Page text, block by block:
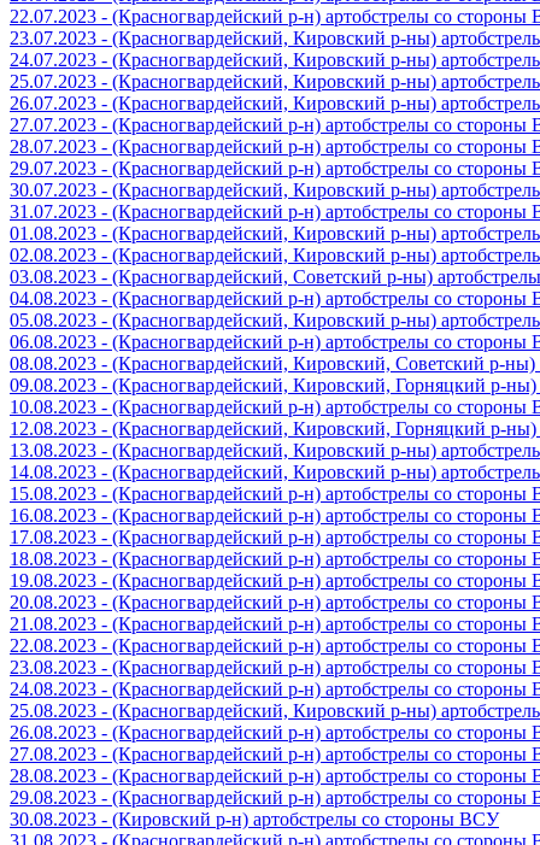
22.07.2023 - (Красногвардейский р-н) артобстрелы со
23.07.2023 - (Красногвардейский, Кировский р-ны)
24.07.2023 - (Красногвардейский, Кировский р-ны)
25.07.2023 - (Красногвардейский, Кировский р-ны)
26.07.2023 - (Красногвардейский, Кировский р-ны)
27.07.2023 - (Красногвардейский р-н) артобстрелы со
28.07.2023 - (Красногвардейский р-н) артобстрелы со
29.07.2023 - (Красногвардейский р-н) артобстрелы со
30.07.2023 - (Красногвардейский, Кировский р-ны)
31.07.2023 - (Красногвардейский р-н) артобстрелы со
01.08.2023 - (Красногвардейский, Кировский р-ны)
02.08.2023 - (Красногвардейский, Кировский р-ны)
03.08.2023 - (Красногвардейский, Советский р-ны)
04.08.2023 - (Красногвардейский р-н) артобстрелы со
05.08.2023 - (Красногвардейский, Кировский р-ны)
06.08.2023 - (Красногвардейский р-н) артобстрелы со
08.08.2023 - (Красногвардейский, Кировский, Советский р-
09.08.2023 - (Красногвардейский, Кировский, Горняцкий р-
10.08.2023 - (Красногвардейский р-н) артобстрелы со
12.08.2023 - (Красногвардейский, Кировский, Горняцкий р-
13.08.2023 - (Красногвардейский, Кировский р-ны)
14.08.2023 - (Красногвардейский, Кировский р-ны)
15.08.2023 - (Красногвардейский р-н) артобстрелы со
16.08.2023 - (Красногвардейский р-н) артобстрелы со
17.08.2023 - (Красногвардейский р-н) артобстрелы со
18.08.2023 - (Красногвардейский р-н) артобстрелы со
19.08.2023 - (Красногвардейский р-н) артобстрелы со
20.08.2023 - (Красногвардейский р-н) артобстрелы со
21.08.2023 - (Красногвардейский р-н) артобстрелы со
22.08.2023 - (Красногвардейский р-н) артобстрелы со
23.08.2023 - (Красногвардейский р-н) артобстрелы со
24.08.2023 - (Красногвардейский р-н) артобстрелы со
25.08.2023 - (Красногвардейский, Кировский р-ны)
26.08.2023 - (Красногвардейский р-н) артобстрелы со
27.08.2023 - (Красногвардейский р-н) артобстрелы со
28.08.2023 - (Красногвардейский р-н) артобстрелы со
29.08.2023 - (Красногвардейский р-н) артобстрелы со
30.08.2023 - (Кировский р-н) артобстрелы со стороны ВСУ
31.08.2023 - (Красногвардейский р-н) артобстрелы со